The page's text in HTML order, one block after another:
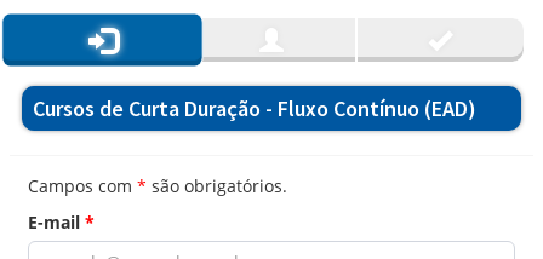
Cursos de Curta Duração - Fluxo Contínuo (EAD)
Campos com * são obrigatórios.
E-mail *